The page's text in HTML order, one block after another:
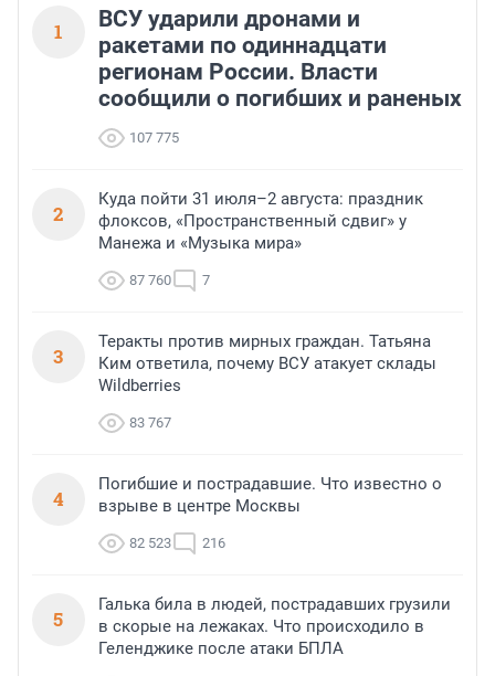
1
ВСУ ударили дронами и
ракетами по одиннадцати
регионам России. Власти
сообщили о погибших и раненых
107 775
2
Куда пойти 31 июля–2 августа: праздник
флоксов, «Пространственный сдвиг» у
Манежа и «Музыка мира»
87 760 7
3
Теракты против мирных граждан. Татьяна
Ким ответила, почему ВСУ атакует склады
Wildberries
83 767
4
Погибшие и пострадавшие. Что известно о
взрыве в центре Москвы
82 523 216
5
Галька била в людей, пострадавших грузили
в скорые на лежаках. Что происходило в
Геленджике после атаки БПЛА